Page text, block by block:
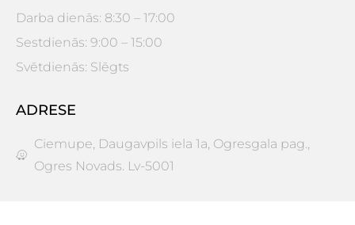
Darba dienās: 8:30 – 17:00
Sestdienās: 9:00 – 15:00
Svētdienās: Slēgts
ADRESE
Ciemupe, Daugavpils iela 1a, Ogresgala pag.,
Ogres Novads. Lv-5001